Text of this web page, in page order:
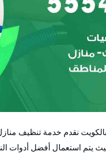
نقدم خدمة تنظيف
استعمال أفضل أدوات